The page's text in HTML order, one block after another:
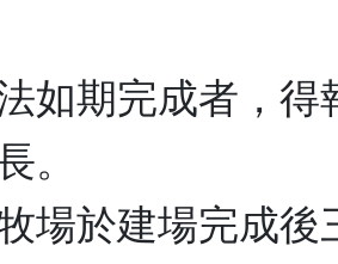
如期完成者，得
。
場於建場完成後